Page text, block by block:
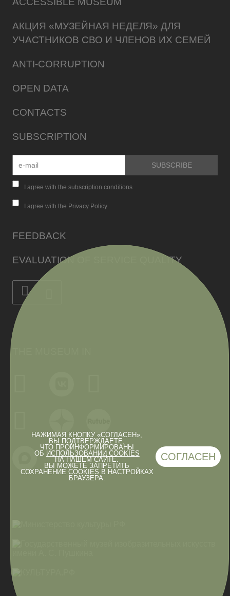
НАЖИМАЯ КНОПКУ «СОГЛАСЕН»,
ВЫ ПОДТВЕРЖДАЕТЕ,
ЧТО ПРОИНФОРМИРОВАНЫ
ОБ ИСПОЛЬЗОВАНИИ COOKIES
НА НАШЕМ САЙТЕ.
ВЫ МОЖЕТЕ ЗАПРЕТИТЬ
СОХРАНЕНИЕ COOKIES В НАСТРОЙКАХ
БРАУЗЕРА.
СОГЛАСЕН
АКЦИЯ «МУЗЕЙНАЯ НЕДЕЛЯ» ДЛЯ
УЧАСТНИКОВ СВО И ЧЛЕНОВ ИХ СЕМЕЙ
ANTI-CORRUPTION
OPEN DATA
CONTACTS
SUBSCRIPTION
I agree with the subscription conditions
I agree with the Privacy Policy
FEEDBACK
EVALUATION OF SERVICE QUALITY